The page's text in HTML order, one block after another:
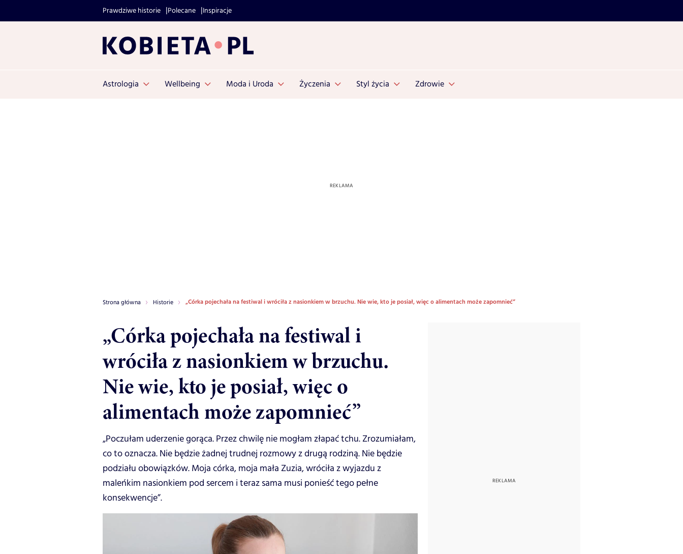
Prawdziwe historie Polecane Inspiracje
Astrologia Wellbeing Moda i Uroda Życzenia Styl życia Zdrowie
Strona główna Historie „Córka pojechała na festiwal i wróciła z nasionkiem w brzuchu. Nie wie, kto je posiał, więc o alimentach może zapomnieć”
„Córka pojechała na festiwal i
wróciła z nasionkiem w brzuchu.
Nie wie, kto je posiał, więc o
alimentach może zapomnieć”
„Poczułam uderzenie gorąca. Przez chwilę nie mogłam złapać tchu. Zrozumiałam,
co to oznacza. Nie będzie żadnej trudnej rozmowy z drugą rodziną. Nie będzie
podziału obowiązków. Moja córka, moja mała Zuzia, wróciła z wyjazdu z
maleńkim nasionkiem pod sercem i teraz sama musi ponieść tego pełne
konsekwencje”.